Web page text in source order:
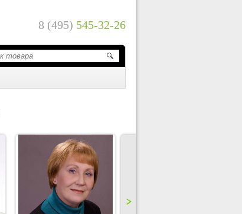
8 (495) 545-32-26